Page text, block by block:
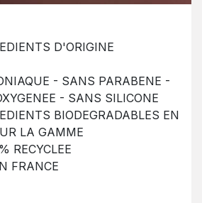
D'ORIGINE
- SANS PARABENE -
- SANS SILICONE
BIODEGRADABLES EN
LA GAMME
RECYCLEE
FRANCE